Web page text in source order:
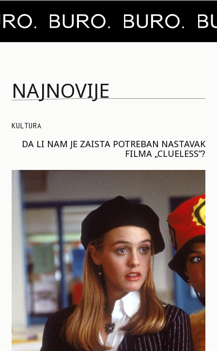
NAJNOVIJE
KULTURA
DA LI NAM JE ZAISTA POTREBAN NASTAVAK
FILMA „CLUELESS”?